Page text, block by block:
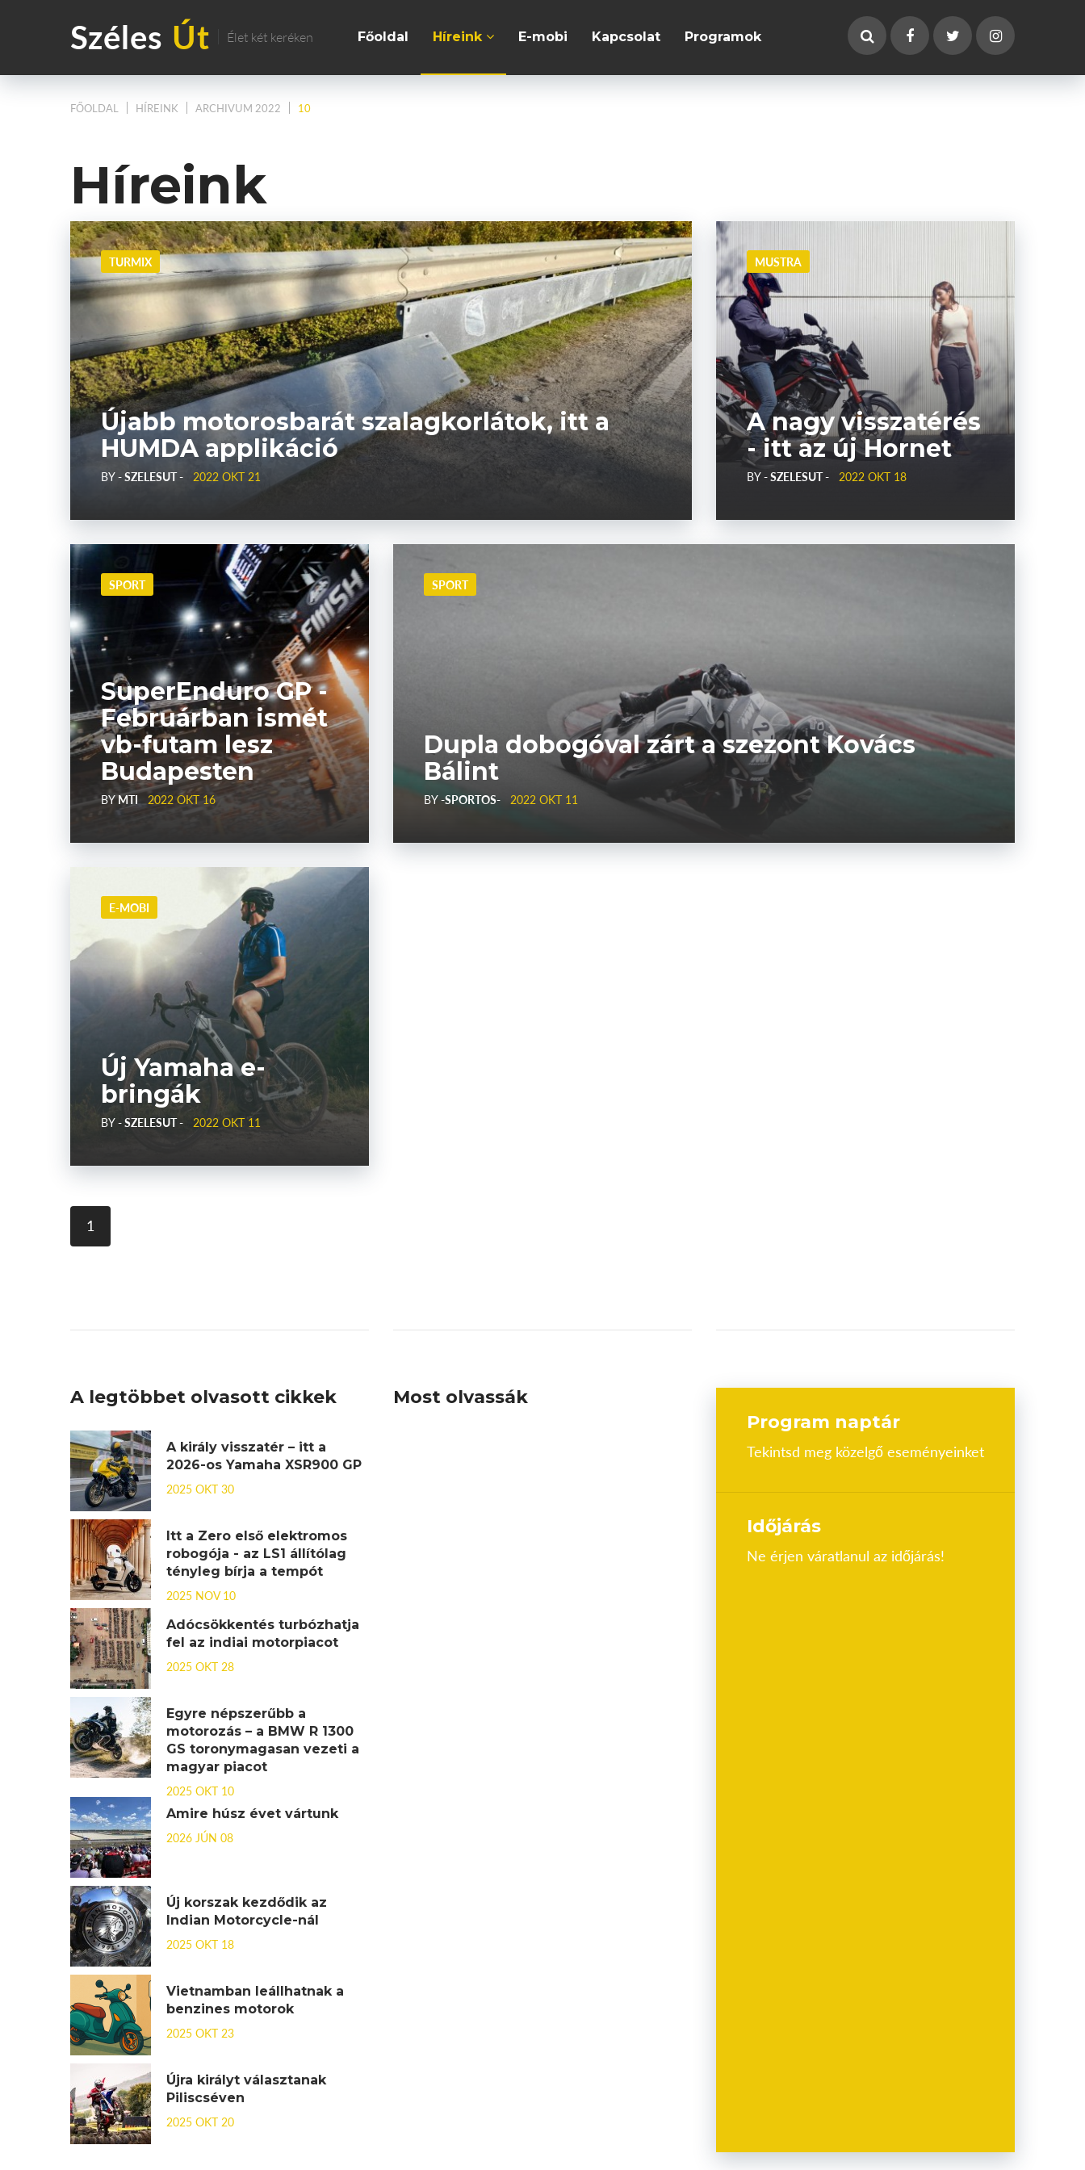
Széles Út Élet két keréken Főoldal Híreink E-mobi Kapcsolat Programok
FŐOLDAL HÍREINK ARCHIVUM 2022 10
Híreink
TURMIX
Újabb motorosbarát szalagkorlátok, itt a
HUMDA applikáció
BY- SZELESUT - 2022 OKT 21
MUSTRA
A nagy visszatérés
- itt az új Hornet
BY- SZELESUT - 2022 OKT 18
SPORT
SuperEnduro GP -
Februárban ismét
vb-futam lesz
Budapesten
BYMTI 2022 OKT 16
SPORT
Dupla dobogóval zárt a szezont Kovács
Bálint
BY-SPORTOS- 2022 OKT 11
E-MOBI
Új Yamaha e-
bringák
BY- SZELESUT - 2022 OKT 11
1
A legtöbbet olvasott cikkek
A király visszatér – itt a
2026-os Yamaha XSR900 GP
2025 OKT 30
Itt a Zero első elektromos
robogója - az LS1 állítólag
tényleg bírja a tempót
2025 NOV 10
Adócsökkentés turbózhatja
fel az indiai motorpiacot
2025 OKT 28
Egyre népszerűbb a
motorozás – a BMW R 1300
GS toronymagasan vezeti a
magyar piacot
2025 OKT 10
Amire húsz évet vártunk
2026 JÚN 08
Új korszak kezdődik az
Indian Motorcycle-nál
2025 OKT 18
Vietnamban leállhatnak a
benzines motorok
2025 OKT 23
Újra királyt választanak
Piliscséven
2025 OKT 20
Most olvassák
Program naptár
Tekintsd meg közelgő eseményeinket
Időjárás
Ne érjen váratlanul az időjárás!